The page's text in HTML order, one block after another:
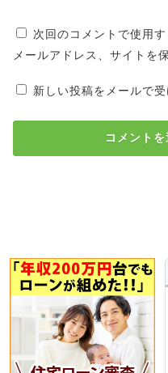
次回のコメントで使用
メールアドレス、サイトを
新しい投稿をメールで受